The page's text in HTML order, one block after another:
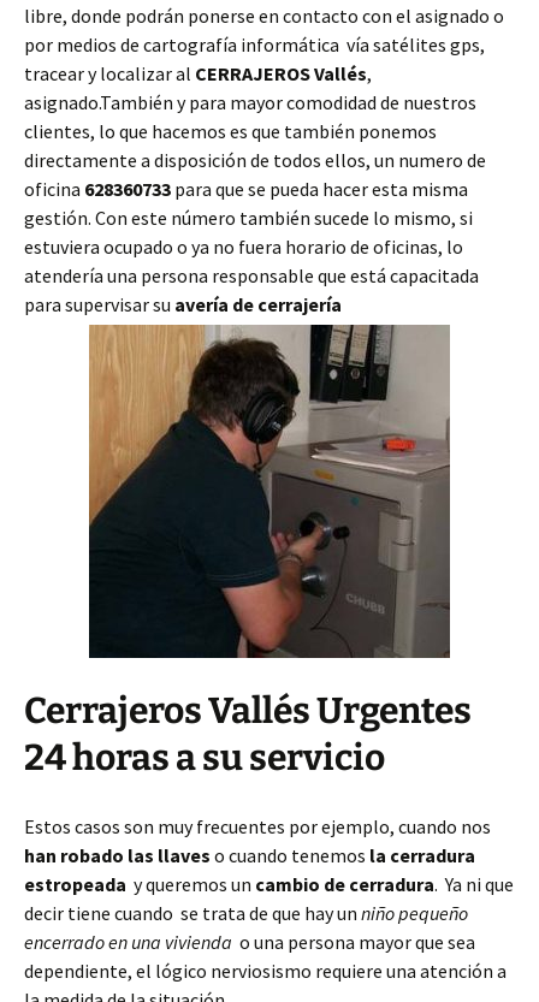
libre, donde podrán ponerse en contacto con el asignado o
por medios de cartografía informática vía satélites gps,
tracear y localizar al CERRAJEROS Vallés,
asignado.También y para mayor comodidad de nuestros
clientes, lo que hacemos es que también ponemos
directamente a disposición de todos ellos, un numero de
oficina 628360733 para que se pueda hacer esta misma
gestión. Con este número también sucede lo mismo, si
estuviera ocupado o ya no fuera horario de oficinas, lo
atendería una persona responsable que está capacitada
para supervisar su avería de cerrajería
Cerrajeros Vallés Urgentes
24 horas a su servicio
Estos casos son muy frecuentes por ejemplo, cuando nos
han robado las llaves o cuando tenemos la cerradura
estropeada y queremos un cambio de cerradura. Ya ni que
decir tiene cuando se trata de que hay un niño pequeño
encerrado en una vivienda o una persona mayor que sea
dependiente, el lógico nerviosismo requiere una atención a